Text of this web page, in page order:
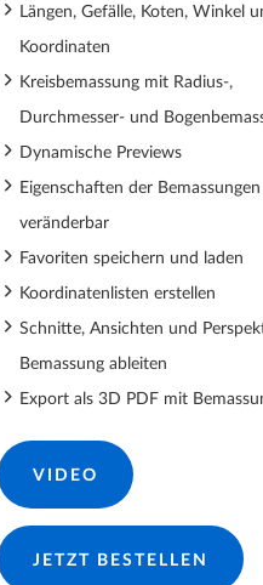
Längen, Gefälle, Koten, Winkel
Koordinaten
Kreisbemassung mit Radius-,
Durchmesser- und
Dynamische Previews
Eigenschaften der Bemassungen
veränderbar
Favoriten speichern und laden
Koordinatenlisten erstellen
Schnitte, Ansichten und
Bemassung ableiten
Export als 3D PDF mit
VIDEO
JETZT BESTELLEN